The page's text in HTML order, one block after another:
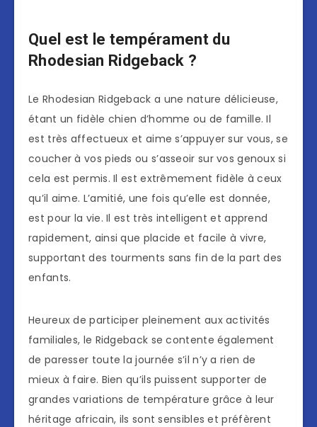
Quel est le tempérament du
Rhodesian Ridgeback ?
Le Rhodesian Ridgeback a une nature délicieuse,
étant un fidèle chien d’homme ou de famille. Il
est très affectueux et aime s’appuyer sur vous, se
coucher à vos pieds ou s’asseoir sur vos genoux si
cela est permis. Il est extrêmement fidèle à ceux
qu’il aime. L’amitié, une fois qu’elle est donnée,
est pour la vie. Il est très intelligent et apprend
rapidement, ainsi que placide et facile à vivre,
supportant des tourments sans fin de la part des
enfants.
Heureux de participer pleinement aux activités
familiales, le Ridgeback se contente également
de paresser toute la journée s’il n’y a rien de
mieux à faire. Bien qu’ils puissent supporter de
grandes variations de température grâce à leur
héritage africain, ils sont sensibles et préfèrent